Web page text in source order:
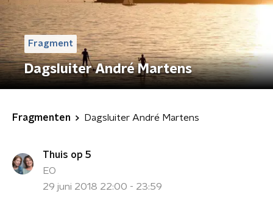
Fragment
Dagsluiter André Martens
Fragmenten Dagsluiter André Martens
Thuis op 5
EO
29 juni 2018 22:00 - 23:59